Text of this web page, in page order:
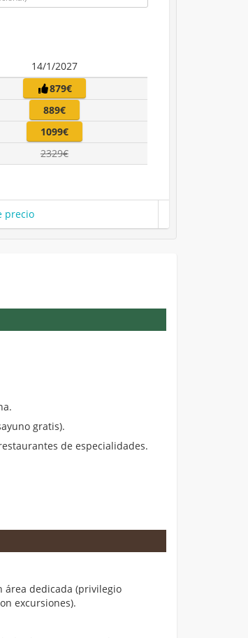
14/1/2027
879€
889€
1099€
2329€
precio
gratis).
de especialidades.
área dedicada (privilegio
excursiones).